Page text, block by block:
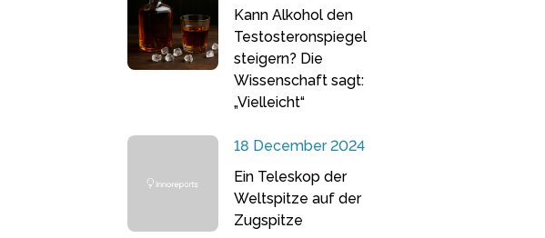
Kann Alkohol den
Testosteronspiegel
steigern? Die
Wissenschaft sagt:
„Vielleicht“
18 December 2024
Ein Teleskop der
Weltspitze auf der
Zugspitze